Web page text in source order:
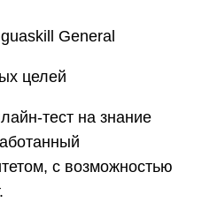
General
целей
тест на знание
с возможностью